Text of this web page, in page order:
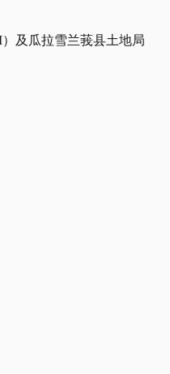
及瓜拉雪兰莪县土地局